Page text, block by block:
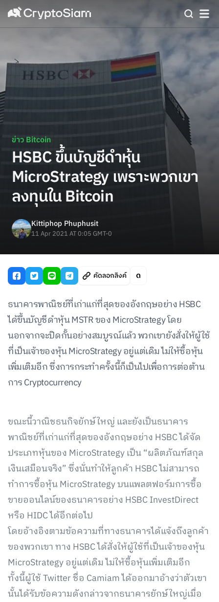
ข่าว Bitcoin
HSBC ขึ้นบัญชีดำหุ้น
MicroStrategy เพราะพวกเขา
ลงทุนใน Bitcoin
Kittiphop Phuphusit
11 Apr 2021 AT 0:05 GMT-0
คัดลอกลิงค์
ธนาคารพาณิชย์ที่เก่าแก่ที่สุดของอังกฤษอย่าง HSBC
ได้ขึ้นบัญชีดำหุ้น MSTR ของ MicroStrategy โดย
นอกจากจะปิดกั้นอย่างสมบูรณ์แล้ว พวกเขายังสั่งให้ผู้ใช้
ที่เป็นเจ้าของหุ้น MicroStrategy อยู่แต่เดิม ไม่ให้ซื้อหุ้น
เพิ่มเติมอีก ซึ่งการกระทำครั้งนี้ก็เป็นไปเพื่อการต่อต้าน
การ Cryptocurrency
ขณะนี้วาณิชธนกิจยักษ์ใหญ่ และยังเป็นธนาคาร
พาณิชย์ที่เก่าแก่ที่สุดของอังกฤษอย่าง HSBC ได้จัด
ประเภทหุ้นของ MicroStrategy เป็น “ผลิตภัณฑ์สกุล
เงินเสมือนจริง” ซึ่งนั่นทำให้ลูกค้า HSBC ไม่สามารถ
ทำการซื้อหุ้น MicroStrategy บนแพลตฟอร์มการซื้อ
ขายออนไลน์ของธนาคารอย่าง HSBC InvestDirect
หรือ HIDC ได้อีกต่อไป
โดยอ้างอิงตามข้อความที่ทางธนาคารได้แจ้งถึงลูกค้า
ของพวกเขา ทาง HSBC ได้สั่งให้ผู้ใช้ที่เป็นเจ้าของหุ้น
MicroStrategy อยู่แต่เดิม ไม่ให้ซื้อหุ้นเพิ่มเติมอีก
ทั้งนี้ผู้ใช้ Twitter ชื่อ Camiam ได้ออกมาอ้างว่าตัวเขา
นั้นได้รับข้อความดังกล่าวจากธนาคารยักษ์ใหญ่เมื่อ